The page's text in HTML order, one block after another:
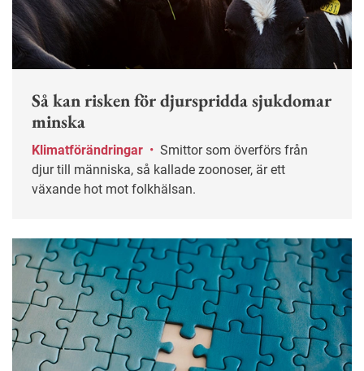
Så kan risken för djurspridda sjukdomar
minska
Klimatförändringar •
djur till människa, så kallade zoonoser, är ett
växande hot mot folkhälsan.